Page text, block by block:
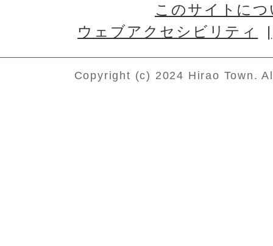
このサイトに
ウェブアクセシビリティ
Copyright (c) 2024 Hirao Town.